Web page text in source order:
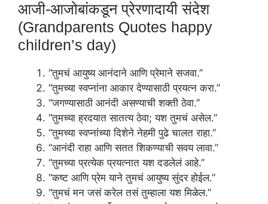
आजी-आजोबांकडून प्रेरणादायी संदेश
(Grandparents Quotes happy
children’s day)
“तुमचं आयुष्य आनंदाने आणि प्रेमाने सजवा.”
“तुमच्या स्वप्नांना आकार देण्यासाठी प्रयत्न करा.”
“जगण्यासाठी आनंदी असण्याची शक्ती ठेवा.”
“तुमच्या ह्रदयात सातत्य ठेवा; यश तुमचं असेल.”
“तुमच्या स्वप्नांच्या दिशेने नेहमी पुढे चालत राहा.”
“आनंदी राहा आणि सतत शिकण्याची सवय लावा.”
“तुमच्या प्रत्येक प्रयत्नात यश दडलेलं आहे.”
“कष्ट आणि प्रेम याने तुमचं आयुष्य सुंदर होईल.”
“तुमचं मन जसं करेल तसं तुम्हाला यश मिळेल.”